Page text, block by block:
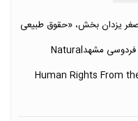
یزدان بخش، «حقوق طبیعی
بشر از دیدگاه ملاصدرا و مبانی آن» دانشگاه فردوسی مشهدNatural
Human Rights From